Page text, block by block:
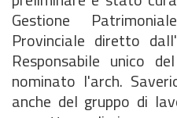
Gestione
Provinciale diretto
Responsabile unico
nominato l'arch.
anche del gruppo di